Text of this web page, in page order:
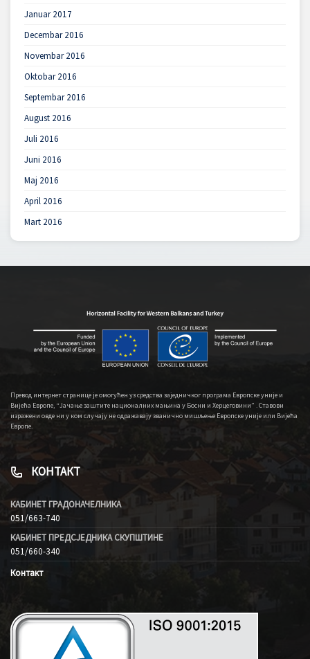
Januar 2017
Decembar 2016
Novembar 2016
Oktobar 2016
Septembar 2016
August 2016
Juli 2016
Juni 2016
Maj 2016
April 2016
Mart 2016
Превод интернет странице је омогућен уз средства заједничког програма Европске уније и
Вијећа Европе, “Јачање заштите националних мањина у Босни и Херцеговини” . Ставови
изражени овде ни у ком случају не одражавају званично мишљење Европске уније или Вијећа
Европе.
КОНТАКТ
КАБИНЕТ ГРАДОНАЧЕЛНИКА
051/663-740
КАБИНЕТ ПРЕДСЈЕДНИКА СКУПШТИНЕ
051/660-340
Контакт